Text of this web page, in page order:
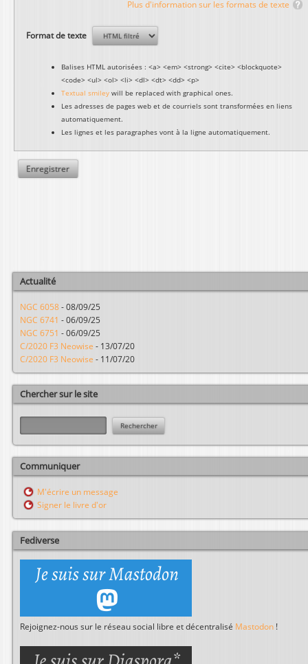
Plus d'information sur les formats de texte
Format de texte
Balises HTML autorisées : <a> <em> <strong> <cite> <blockquote>
<code> <ul> <ol> <li> <dl> <dt> <dd> <p>
Textual smiley will be replaced with graphical ones.
Les adresses de pages web et de courriels sont transformées en liens
automatiquement.
Les lignes et les paragraphes vont à la ligne automatiquement.
Actualité
NGC 6058 - 08/09/25
NGC 6741 - 06/09/25
NGC 6751 - 06/09/25
C/2020 F3 Neowise - 13/07/20
C/2020 F3 Neowise - 11/07/20
Chercher sur le site
R
e
c
h
e
h
r
Communiquer
M'écrire un message
Signer le livre d'or
Fediverse
Rejoignez-nous sur le réseau social libre et décentralisé Mastodon !